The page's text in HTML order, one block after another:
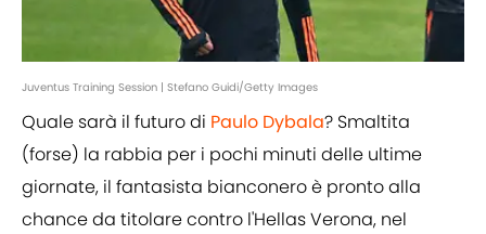
Juventus Training Session | Stefano Guidi/Getty Images
Quale sarà il futuro di Paulo Dybala? Smaltita
(forse) la rabbia per i pochi minuti delle ultime
giornate, il fantasista bianconero è pronto alla
chance da titolare contro l'Hellas Verona, nel